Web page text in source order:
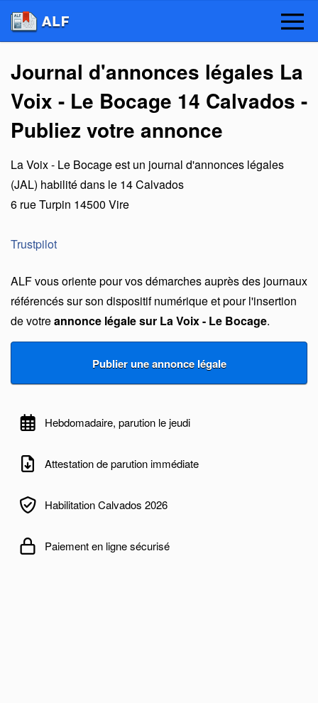
Journal d'annonces légales La
Voix - Le Bocage 14 Calvados -
Publiez votre annonce
La Voix - Le Bocageest un journal d'annonces légales
(JAL) habilité dans le 14 Calvados
6 rue Turpin 14500 Vire
Trustpilot
ALF vous oriente pour vos démarches auprès des journaux
référencés sur son dispositif numérique et pour l'insertion
de votreannonce légale sur La Voix - Le Bocage.
Hebdomadaire, parution le jeudi
Attestation de parution immédiate
Habilitation Calvados 2026
Paiement en ligne sécurisé